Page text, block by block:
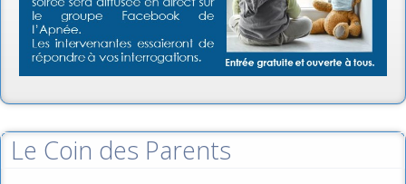
Le Coin des Parents